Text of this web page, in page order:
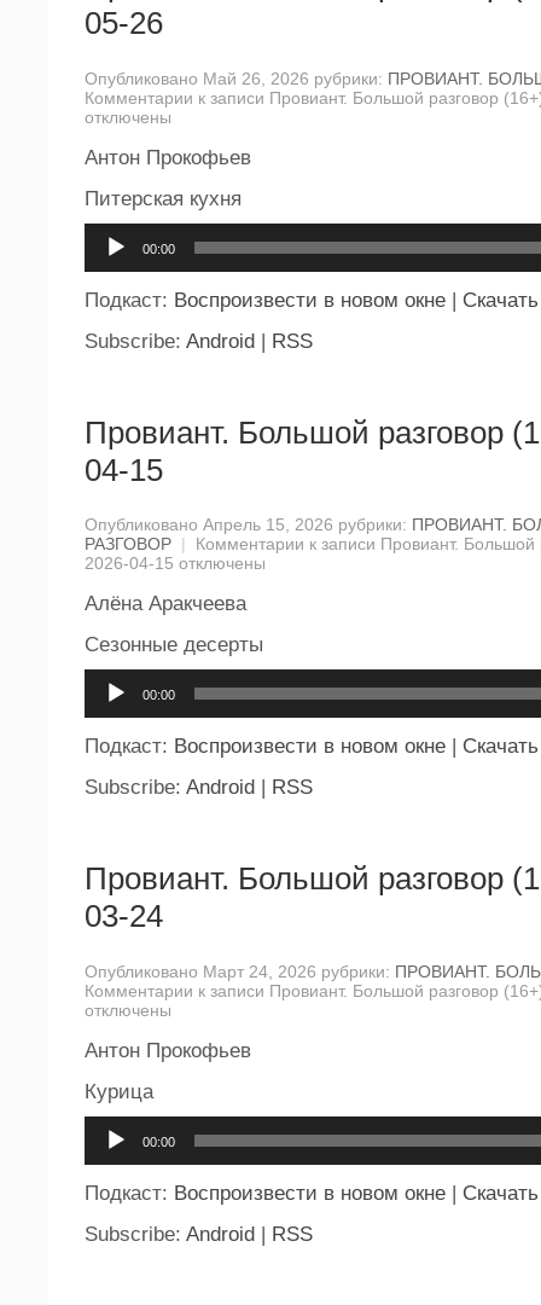
05-26
Опубликовано Май 26, 2026 рубрики: ПРОВИАНТ.
Комментарии к записи Провиант. Большой разговор
отключены
Антон Прокофьев
Питерская кухня
00:00
Подкаст: Воспроизвести в новом окне | Скачать
Subscribe: Android | RSS
Провиант. Большой разговор
04-15
Опубликовано Апрель 15, 2026 рубрики: ПРОВИАНТ.
РАЗГОВОР | Комментарии к записи Провиант. Большой
2026-04-15 отключены
Алёна Аракчеева
Сезонные десерты
00:00
Подкаст: Воспроизвести в новом окне
Скачать
Subscribe: Android RSS
Провиант. Большой разговор
03-24
Опубликовано Март 24, 2026 рубрики: ПРОВИАНТ.
Комментарии к записи Провиант. Большой разговор
отключены
Антон Прокофьев
Курица
00:00
Подкаст: Воспроизвести в новом окне | Скачать
Subscribe: Android | RSS